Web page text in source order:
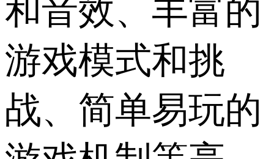
和音效、丰富的
游戏模式和挑
战、简单易玩的